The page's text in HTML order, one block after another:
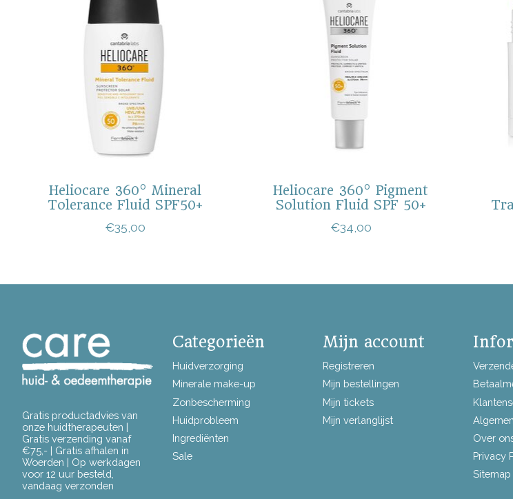
Heliocare 360° Mineral
Tolerance Fluid SPF50+
€35,00
Heliocare 360° Pigment
Solution Fluid SPF 50+
€34,00
Gratis productadvies van
onze huidtherapeuten |
Gratis verzending vanaf
€75,- | Gratis afhalen in
Woerden | Op werkdagen
voor 12 uur besteld,
vandaag verzonden
Categorieën
Huidverzorging
Minerale make-up
Zonbescherming
Huidprobleem
Ingrediënten
Sale
Mijn account
Registreren
Mijn bestellingen
Mijn tickets
Mijn verlanglijst
Over
Privacy
Sitemap